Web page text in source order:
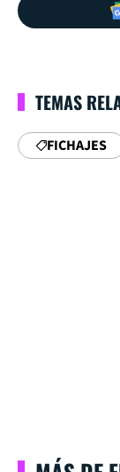
TEMAS
FICHAJES